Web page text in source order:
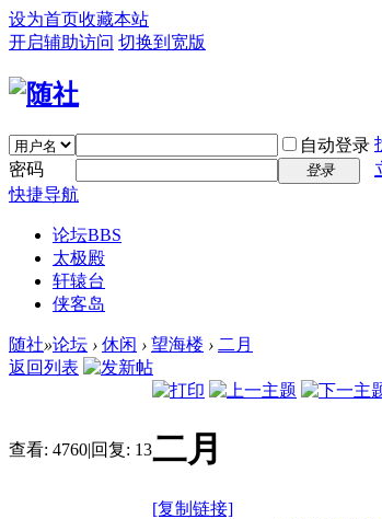
设为首页收藏本站
开启辅助访问 切换到宽版
自动登录
密码
登录
快捷导航
论坛BBS
太极殿
轩辕台
侠客岛
随社»论坛 › 休闲 › 望海楼 › 二月
返回列表
查看: 4760|回复: 13二月
[复制链接]